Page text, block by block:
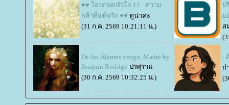
♥♥ โอบกอดหัวใจ 12 · ความ
กล้าที่แท้จริง ♥♥ ทูน่าค่ะ
(31 ก.ค. 2569 10:21:11 น.)
ป
อ
ส
De los Álamos vengo, Madre by
Joaquín Rodrigo ปรศุราม
(30 ก.ค. 2569 10:32:25 น.)
:
ก๋